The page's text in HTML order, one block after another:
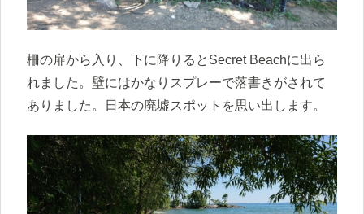
柵の扉から入り、下に降りるとSecret Beachに出ら
れました。壁にはかなりスプレーで落書きがされて
ありました。日本の廃墟スポットを思い出します。